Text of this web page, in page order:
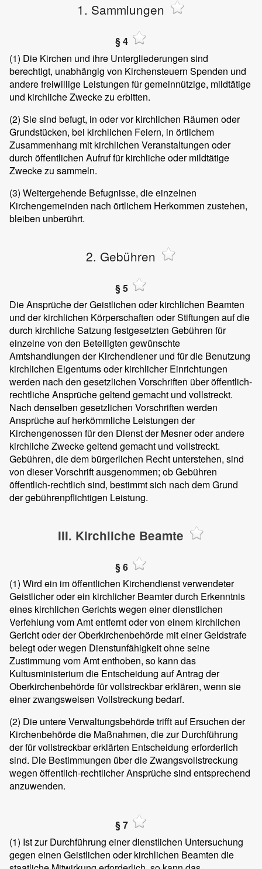
1. Sammlungen
§ 4
(1) Die Kirchen und ihre Untergliederungen sind
berechtigt, unabhängig von Kirchensteuern Spenden und
andere freiwillige Leistungen für gemeinnützige, mildtätige
und kirchliche Zwecke zu erbitten.
(2) Sie sind befugt, in oder vor kirchlichen Räumen oder
Grundstücken, bei kirchlichen Feiern, in örtlichem
Zusammenhang mit kirchlichen Veranstaltungen oder
durch öffentlichen Aufruf für kirchliche oder mildtätige
Zwecke zu sammeln.
(3) Weitergehende Befugnisse, die einzelnen
Kirchengemeinden nach örtlichem Herkommen zustehen,
bleiben unberührt.
2. Gebühren
§ 5
Die Ansprüche der Geistlichen oder kirchlichen Beamten
und der kirchlichen Körperschaften oder Stiftungen auf die
durch kirchliche Satzung festgesetzten Gebühren für
einzelne von den Beteiligten gewünschte
Amtshandlungen der Kirchendiener und für die Benutzung
kirchlichen Eigentums oder kirchlicher Einrichtungen
werden nach den gesetzlichen Vorschriften über öffentlich-
rechtliche Ansprüche geltend gemacht und vollstreckt.
Nach denselben gesetzlichen Vorschriften werden
Ansprüche auf herkömmliche Leistungen der
Kirchengenossen für den Dienst der Mesner oder andere
kirchliche Zwecke geltend gemacht und vollstreckt.
Gebühren, die dem bürgerlichen Recht unterstehen, sind
von dieser Vorschrift ausgenommen; ob Gebühren
öffentlich-rechtlich sind, bestimmt sich nach dem Grund
der gebührenpflichtigen Leistung.
III. Kirchliche Beamte
§ 6
(1) Wird ein im öffentlichen Kirchendienst verwendeter
Geistlicher oder ein kirchlicher Beamter durch Erkenntnis
eines kirchlichen Gerichts wegen einer dienstlichen
Verfehlung vom Amt entfernt oder von einem kirchlichen
Gericht oder der Oberkirchenbehörde mit einer Geldstrafe
belegt oder wegen Dienstunfähigkeit ohne seine
Zustimmung vom Amt enthoben, so kann das
Kultusministerium die Entscheidung auf Antrag der
Oberkirchenbehörde für vollstreckbar erklären, wenn sie
einer zwangsweisen Vollstreckung bedarf.
(2) Die untere Verwaltungsbehörde trifft auf Ersuchen der
Kirchenbehörde die Maßnahmen, die zur Durchführung
der für vollstreckbar erklärten Entscheidung erforderlich
sind. Die Bestimmungen über die Zwangsvollstreckung
wegen öffentlich-rechtlicher Ansprüche sind entsprechend
anzuwenden.
§ 7
(1) Ist zur Durchführung einer dienstlichen Untersuchung
gegen einen Geistlichen oder kirchlichen Beamten die